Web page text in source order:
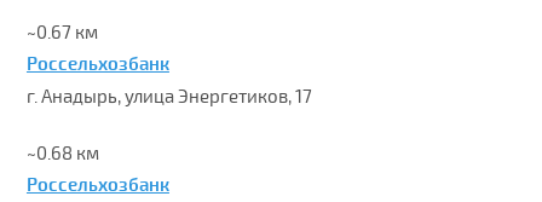
~0.67 км
Россельхозбанк
г. Анадырь, улица Энергетиков, 17
~0.68 км
Россельхозбанк